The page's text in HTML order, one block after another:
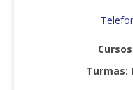
Turmas: